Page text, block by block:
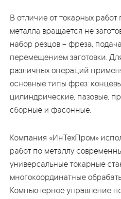
В отличие от токарных
металла вращается не
набор резцов – фреза,
перемещением заготовки.
различных операций
основные типы фрез:
цилиндрические, пазовые,
сборные и фасонные.
Компания «ИнТехПром»
работ по металлу
универсальные токарные
многокоординатные
Компьютерное управление